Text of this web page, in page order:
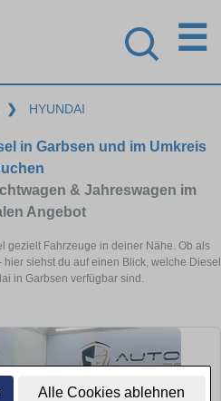
Alle Cookies ablehnen
☰
❯ HYUNDAI
in Garbsen und im Umkreis
& Jahreswagen im
Angebot
gezielt Fahrzeuge in deiner Nähe. Ob als
siehst du auf einen Blick, welche Diesel
in Garbsen verfügbar sind.